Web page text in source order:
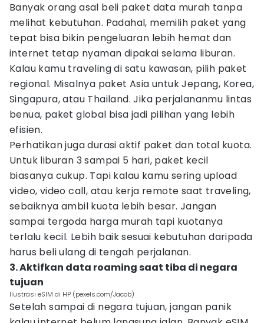
Banyak orang asal beli paket data murah tanpa
melihat kebutuhan. Padahal, memilih paket yang
tepat bisa bikin pengeluaran lebih hemat dan
internet tetap nyaman dipakai selama liburan.
Kalau kamu traveling di satu kawasan, pilih paket
regional. Misalnya paket Asia untuk Jepang, Korea,
Singapura, atau Thailand. Jika perjalananmu lintas
benua, paket global bisa jadi pilihan yang lebih
efisien.
Perhatikan juga durasi aktif paket dan total kuota.
Untuk liburan 3 sampai 5 hari, paket kecil
biasanya cukup. Tapi kalau kamu sering upload
video, video call, atau kerja remote saat traveling,
sebaiknya ambil kuota lebih besar. Jangan
sampai tergoda harga murah tapi kuotanya
terlalu kecil. Lebih baik sesuai kebutuhan daripada
harus beli ulang di tengah perjalanan.
3. Aktifkan data roaming saat tiba di negara
tujuan
Ilustrasi eSIM di HP (pexels.com/Jacob)
Setelah sampai di negara tujuan, jangan panik